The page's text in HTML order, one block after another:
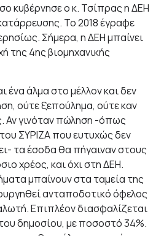
κυβέρνησε ο κ. Τσίπρας η ΔΕΗ
Το 2018 έγραφε
Σήμερα, η ΔΕΗ μπαίνει
της 4ης βιομηχανικής
ένα άλμα στο μέλλον και δεν
ούτε ξεπούλημα, ούτε καν
Αν γινόταν πώληση -όπως
ΣΥΡΙΖΑ που ευτυχώς δεν
τα έσοδα θα πήγαιναν στους
χρέος, και όχι στη ΔΕΗ.
μπαίνουν στα ταμεία της
ανταποδοτικό όφελος
Επιπλέον διασφαλίζεται
δημοσίου, με ποσοστό 34%.